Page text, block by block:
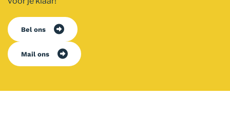
Bel ons
Mail ons